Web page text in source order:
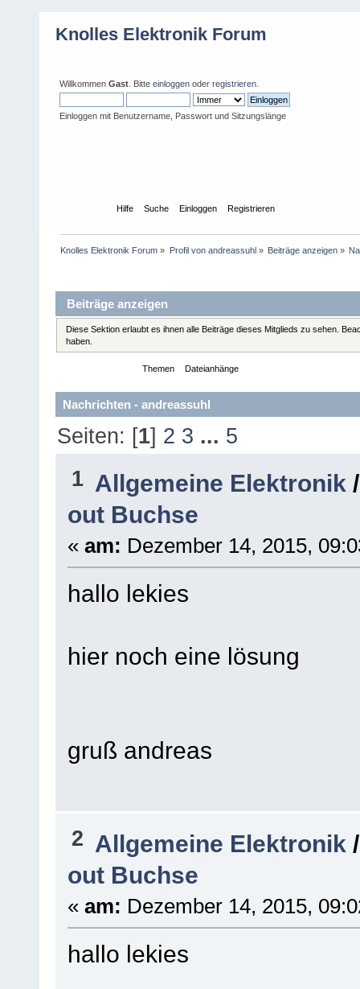
Knolles Elektronik Forum
Willkommen Gast . Bitte einloggen oder registrieren
Einloggen mit Benutzername, Passwort und Sitzungslänge
Hilfe Suche Einloggen Registrieren
Knolles Elektronik Forum » Profil von andreassuhl» Beiträge anzeigen»
Beiträge anzeigen
Diese Sektion erlaubt es ihnen alle Beiträge dieses Mitglieds zu sehen.
haben.
Themen Dateianhänge
Nachrichten - andreassuhl
Seiten: [1] 2 3 ... 5
1 Allgemeine Elektronik
out Buchse
« am: Dezember 14, 2015,
hallo lekies
hier noch eine lösung
gruß andreas
2 Allgemeine Elektronik
out Buchse
« am: Dezember 14, 2015,
hallo lekies